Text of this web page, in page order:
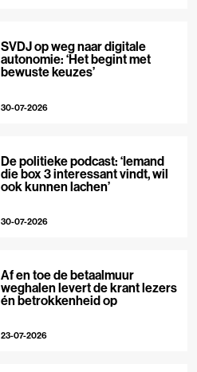
SVDJ op weg naar digitale
autonomie: ‘Het begint met
bewuste keuzes’
30-07-2026
De politieke podcast: ‘Iemand
die box 3 interessant vindt, wil
ook kunnen lachen’
30-07-2026
Af en toe de betaalmuur
weghalen levert de krant lezers
én betrokkenheid op
23-07-2026